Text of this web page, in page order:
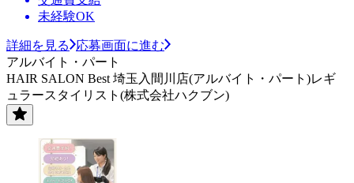
未経験OK
詳細を見る
応募画面に進む
アルバイト・パート
HAIR SALON Best 埼玉入間川店(アルバイト・パート)レギ
ュラースタイリスト(株式会社ハクブン)